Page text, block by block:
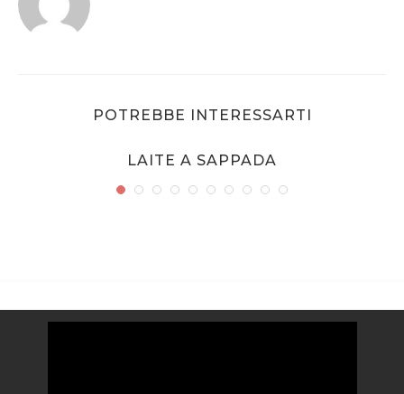
POTREBBE INTERESSARTI
LAITE A SAPPADA